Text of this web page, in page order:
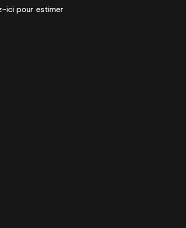
ici pour estimer